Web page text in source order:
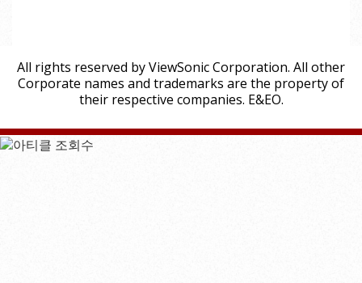
All rights reserved by ViewSonic Corporation. All other
Corporate names and trademarks are the property of
their respective companies. E&EO.